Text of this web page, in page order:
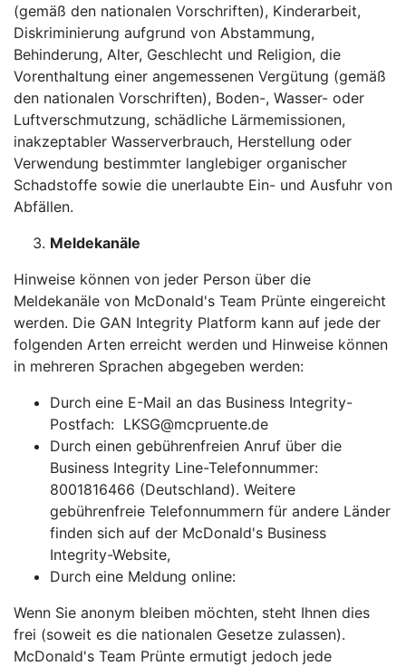
(gemäß den nationalen Vorschriften), Kinderarbeit,
Diskriminierung aufgrund von Abstammung,
Behinderung, Alter, Geschlecht und Religion, die
Vorenthaltung einer angemessenen Vergütung (gemäß
den nationalen Vorschriften), Boden-, Wasser- oder
Luftverschmutzung, schädliche Lärmemissionen,
inakzeptabler Wasserverbrauch, Herstellung oder
Verwendung bestimmter langlebiger organischer
Schadstoffe sowie die unerlaubte Ein- und Ausfuhr von
Abfällen.
Meldekanäle
Hinweise können von jeder Person über die
Meldekanäle von McDonald's Team Prünte eingereicht
werden. Die GAN Integrity Platform kann auf jede der
folgenden Arten erreicht werden und Hinweise können
in mehreren Sprachen abgegeben werden:
Durch eine E-Mail an das Business Integrity-
Postfach: LKSG@mcpruente.de
Durch einen gebührenfreien Anruf über die
Business Integrity Line-Telefonnummer:
8001816466 (Deutschland). Weitere
gebührenfreie Telefonnummern für andere Länder
finden sich auf der McDonald's Business
Integrity-Website,
Durch eine Meldung online:
Wenn Sie anonym bleiben möchten, steht Ihnen dies
frei (soweit es die nationalen Gesetze zulassen).
McDonald's Team Prünte ermutigt jedoch jede